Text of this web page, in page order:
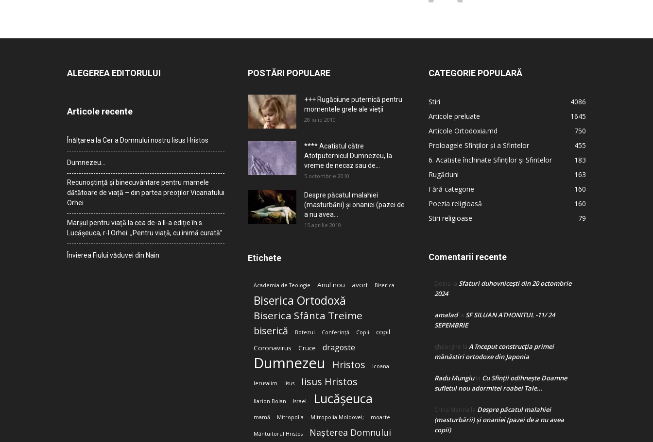
ALEGEREA EDITORULUI
Articole recente
Înălțarea la Cer a Domnului nostru Iisus Hristos
Dumnezeu…
Recunoștință și binecuvântare pentru mamele
dătătoare de viață – din partea preoților Vicariatului
Orhei
Marșul pentru viață la cea de-a II-a ediție în s.
Lucășeuca, r-l Orhei: „Pentru viață, cu inimă curată”
Învierea Fiului văduvei din Nain
POSTĂRI POPULARE
+++ Rugăciune puternică pentru
momentele grele ale vieţii
28 iulie 2010
**** Acatistul către
Atotputernicul Dumnezeu, la
vreme de necaz sau de...
5 octombrie 2010
Despre păcatul malahiei
(masturbării) şi onaniei (pazei de
a nu avea...
15 aprilie 2010
Etichete
Academia de Teologie Anul nou avort Biserica
Biserica Ortodoxă
Biserica Sfânta Treime
biserică Botezul Conferință Copii
copil
Coronavirus
Cruce dragoste
Dumnezeu Hristos Icoana
Ierusalim Iisus Iisus Hristos
Ilarion Boian Israel Lucășeuca
mamă Mitropolia Mitropolia Moldovei; moarte
Mântuitorul Hristos Nașterea Domnului
CATEGORIE POPULARĂ
Stiri
4086
Articole preluate
1645
Articole Ortodoxia.md
750
Proloagele Sfinților și a Sfintelor
455
6. Acatiste închinate Sfinților și Sfintelor
183
Rugăciuni
163
Fără categorie
160
Poezia religioasă
160
Stiri religioase
79
Comentarii recente
Doina la Sfaturi duhovnicești din 20 octombrie
2024
amaladla SF SILUAN ATHONITUL -11/ 24
SEPEMBRIE
gheorghe la A început construcţia primei
mănăstiri ortodoxe din Japonia
Radu Mungiula Cu Sfinții odihnește Doamne
sufletul nou adormitei roabei Tale…
Crina Marina la Despre păcatul malahiei
(masturbării) şi onaniei (pazei de a nu avea
copii)